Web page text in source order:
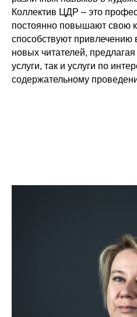
Коллектив ЦДР – это
постоянно повышают свою
способствуют привлечению
новых читателей,
услуги, так и услуги по
содержательному